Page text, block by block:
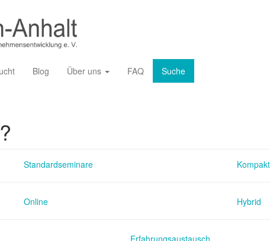
Blog Über uns FAQ Suche
Standardseminare
Online Hybrid
Erfahrungsaustausch